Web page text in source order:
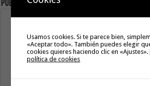
Publicidad
Usamos cookies. Si te parece bien,
«Aceptar todo». También puedes elegir
cookies quieres haciendo clic en «Ajustes».
política de cookies